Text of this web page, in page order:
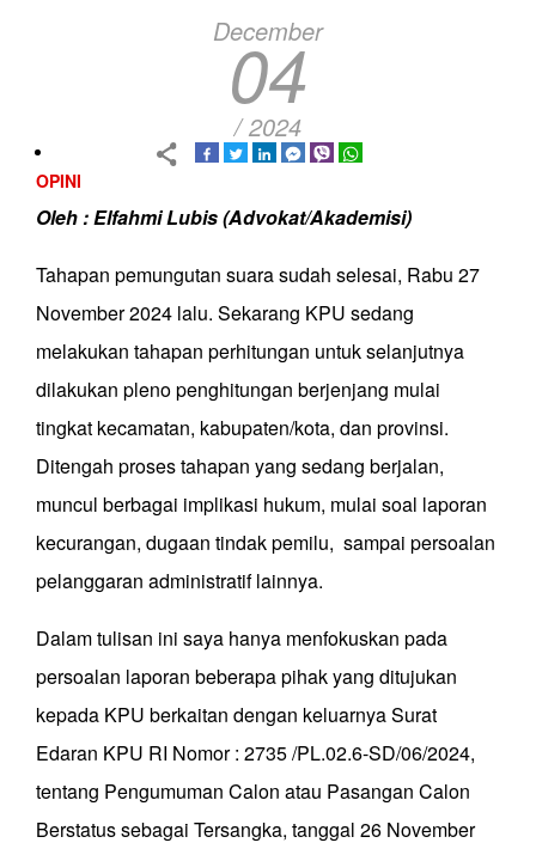
December
04
/ 2024
OPINI
Oleh : Elfahmi Lubis (Advokat/Akademisi)
Tahapan pemungutan suara sudah selesai, Rabu 27
November 2024 lalu. Sekarang KPU sedang
melakukan tahapan perhitungan untuk selanjutnya
dilakukan pleno penghitungan berjenjang mulai
tingkat kecamatan, kabupaten/kota, dan provinsi.
Ditengah proses tahapan yang sedang berjalan,
muncul berbagai implikasi hukum, mulai soal laporan
kecurangan, dugaan tindak pemilu, sampai persoalan
pelanggaran administratif lainnya.
Dalam tulisan ini saya hanya menfokuskan pada
persoalan laporan beberapa pihak yang ditujukan
kepada KPU berkaitan dengan keluarnya Surat
Edaran KPU RI Nomor : 2735 /PL.02.6-SD/06/2024,
tentang Pengumuman Calon atau Pasangan Calon
Berstatus sebagai Tersangka, tanggal 26 November